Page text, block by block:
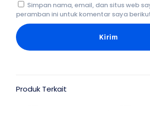
Simpan nama, email, dan situs web
peramban ini untuk komentar saya
Produk Terkait